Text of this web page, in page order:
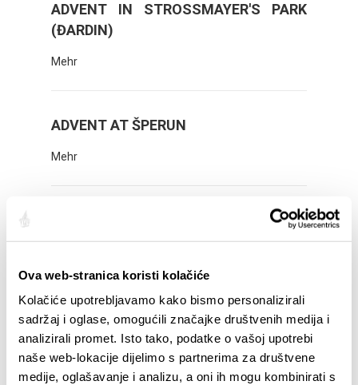
Ova web-stranica koristi kolačiće
Kolačiće upotrebljavamo kako bismo personalizirali
sadržaj i oglase, omogućili značajke društvenih medija i
analizirali promet. Isto tako, podatke o vašoj upotrebi
naše web-lokacije dijelimo s partnerima za društvene
medije, oglašavanje i analizu, a oni ih mogu kombinirati s
ADVENT IN STROSSMAYER'S PARK
(ĐARDIN)
Mehr
ADVENT AT ŠPERUN
Mehr
ADVENT AT MERTOJAK
Mehr